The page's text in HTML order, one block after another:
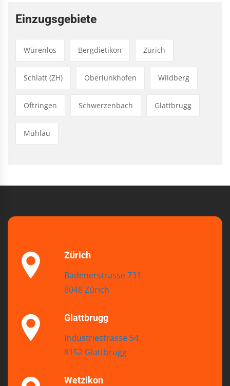
Einzugsgebiete
Würenlos Bergdietikon Zürich
Schlatt (ZH) Oberlunkhofen Wildberg
Oftringen Schwerzenbach Glattbrugg
Mühlau
Zürich
Badenerstrasse 731
8048 Zürich
Glattbrugg
Industriestrasse 54
8152 Glattbrugg
Wetzikon